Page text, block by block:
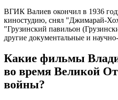
ВГИК Валиев окончил в 1936
киностудию, снял "Джимарай-
"Грузинский павильон
другие документальные и
Какие фильмы
во время Великой
войны?